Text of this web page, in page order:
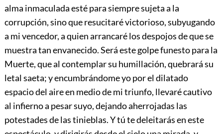
alma inmaculada esté para siempre sujeta a la
corrupción, sino que resucitaré victorioso, subyugando
a mi vencedor, a quien arrancaré los despojos de que se
muestra tan envanecido. Será este golpe funesto para la
Muerte, que al contemplar su humillación, quebrará su
letal saeta; y encumbrándome yo por el dilatado
espacio del aire en medio de mi triunfo, llevaré cautivo
al infierno a pesar suyo, dejando aherrojadas las
potestades de las tinieblas. Y tú te deleitarás en este